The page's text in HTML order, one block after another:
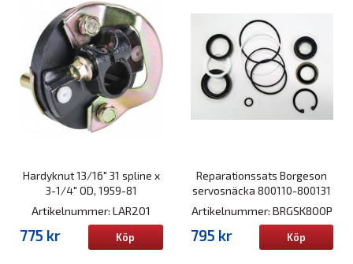
Hardyknut 13/16" 31 spline x
3-1/4" OD, 1959-81
Artikelnummer: LAR201
775 kr Köp
Reparationssats Borgeson
servosnäcka 800110-800131
Artikelnummer: BRGSK800P
795 kr Köp